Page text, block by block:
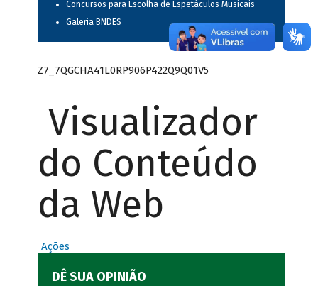
Concursos para Escolha de Espetáculos Musicais
Galeria BNDES
Z7_7QGCHA41L0RP906P422Q9Q01V5
Visualizador
do Conteúdo
da Web
Ações
DÊ SUA OPINIÃO